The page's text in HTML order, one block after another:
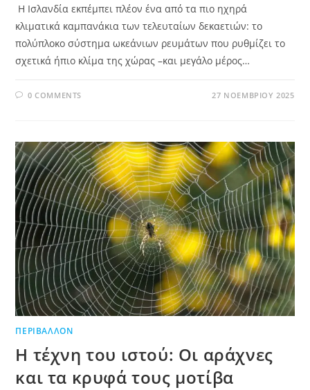
Η Ισλανδία εκπέμπει πλέον ένα από τα πιο ηχηρά
κλιματικά καμπανάκια των τελευταίων δεκαετιών: το
πολύπλοκο σύστημα ωκεάνιων ρευμάτων που ρυθμίζει το
σχετικά ήπιο κλίμα της χώρας –και μεγάλο μέρος…
0 COMMENTS 27 ΝΟΕΜΒΡΊΟΥ 2025
ΠΕΡΙΒΆΛΛΟΝ
Η τέχνη του ιστού: Οι αράχνες
και τα κρυφά τους μοτίβα